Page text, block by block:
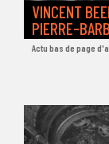
VINCENT
PIERRE-
Actu bas de page